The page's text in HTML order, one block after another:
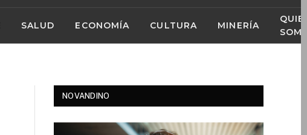
SALUD ECONOMÍA CULTURA MINERÍA
NOVANDINO